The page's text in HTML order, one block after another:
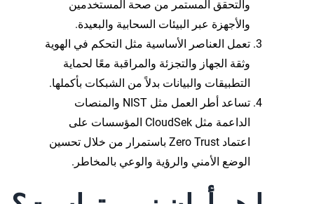
والتحقق المستمر من صحة المستخدمين
والأجهزة عبر البيئات السحابية والبعيدة.
تعمل العناصر الأساسية مثل التحكم في الهوية
وثقة الجهاز والتجزئة والمراقبة معًا لحماية
التطبيقات والبيانات بدلاً من الشبكات بأكملها.
تساعد أطر العمل مثل NIST والمنصات
الداعمة مثل CloudSek المؤسسات على
اعتماد Zero Trust باستمرار من خلال تحسين
الوضع الأمني والرؤية والوعي بالمخاطر.